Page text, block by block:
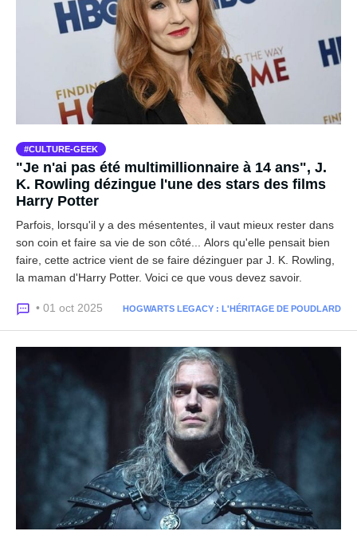
CULTURE-GEEK
"Je n'ai pas été multimillionnaire à 14 ans", J.
K. Rowling dézingue l'une des stars des films
Harry Potter
Parfois, lorsqu'il y a des mésententes, il vaut mieux rester dans
son coin et faire sa vie de son côté... Alors qu'elle pensait bien
faire, cette actrice vient de se faire dézinguer par J. K. Rowling,
la maman d'Harry Potter. Voici ce que vous devez savoir.
• 01 oct 2025 HOGWARTS LEGACY : L'HÉRITAGE DE POUDLARD